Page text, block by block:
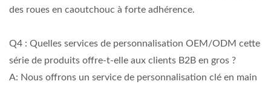
des roues en caoutchouc à forte adhérence.
Q4 : Quelles services de personnalisation OEM/ODM cette
série de produits offre-t-elle aux clients B2B en gros ?
A: Nous offrons un service de personnalisation clé en main